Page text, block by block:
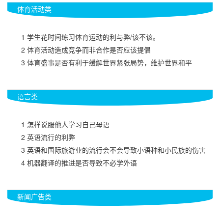
体育活动类
1 学生花时间练习体育运动的利与弊/该不该。
2 体育活动造成竞争而非合作是否应该提倡
3 体育盛事是否有利于缓解世界紧张局势，维护世界和平
语言类
1 怎样说服他人学习自己母语
2 英语流行的利弊
3 英语和国际旅游业的流行会不会导致小语种和小民族的伤害
4 机器翻译的推进是否导致不必学外语
新闻广告类